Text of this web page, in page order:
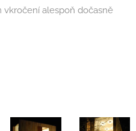
vkročení alespoň dočasně